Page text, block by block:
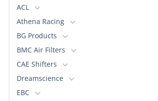
ACL
Athena Racing
BG Products
BMC Air Filters
CAE Shifters
Dreamscience
EBC